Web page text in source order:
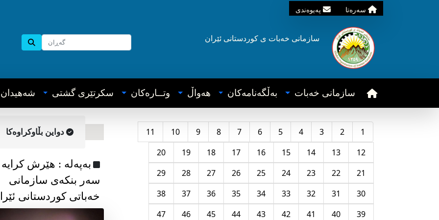
سه‌ره‌تا په‌یوه‌ندی
سازمانی خه‌بات ی کوردستانی ئێران
سازمانی خه‌بات به‌ڵگه‌نامه‌کان هه‌واڵ وتــاره‌کان سکرتێری گشتی شه‌هیدان
1
2
3
4
5
6
7
8
9
10
11
12
13
14
15
16
17
18
19
20
21
22
23
24
25
26
27
28
29
30
31
32
33
34
35
36
37
38
39
40
41
42
43
44
45
46
47
دواین بڵاوکراوه‌کا
به‌په‌له‌ : هێرش کرایە
سەر بنکەی سازمانی
خەباتی کوردستانی